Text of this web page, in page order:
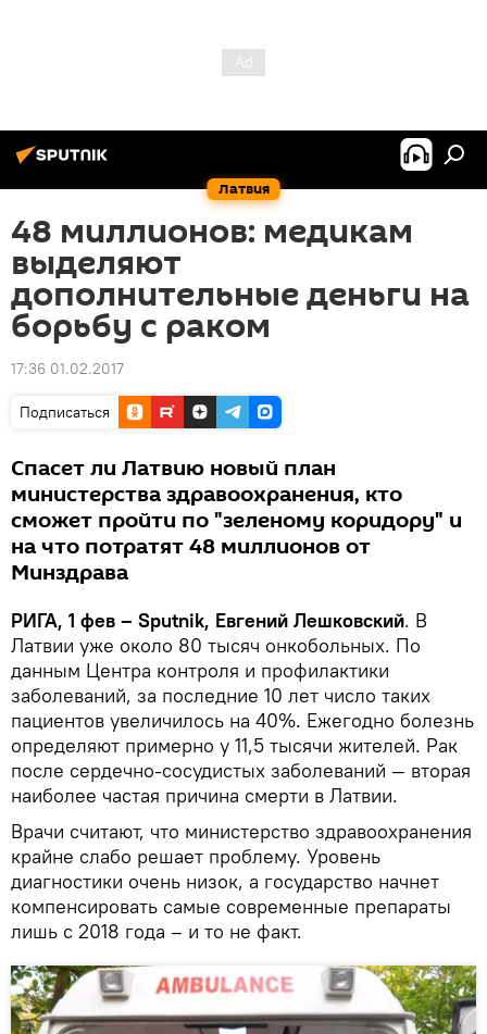
Латвия
48 миллионов: медикам
выделяют
дополнительные деньги на
борьбу с раком
17:36 01.02.2017
Подписаться
Cпасет ли Латвию новый план
министерства здравоохранения, кто
сможет пройти по "зеленому коридору" и
на что потратят 48 миллионов от
Минздрава
РИГА, 1 фев – Sputnik, Евгений Лешковский. В
Латвии уже около 80 тысяч онкобольных. По
данным Центра контроля и профилактики
заболеваний, за последние 10 лет число таких
пациентов увеличилось на 40%. Ежегодно болезнь
определяют примерно у 11,5 тысячи жителей. Рак
после сердечно-сосудистых заболеваний — вторая
наиболее частая причина смерти в Латвии.
Врачи считают, что министерство здравоохранения
крайне слабо решает проблему. Уровень
диагностики очень низок, а государство начнет
компенсировать самые современные препараты
лишь с 2018 года – и то не факт.